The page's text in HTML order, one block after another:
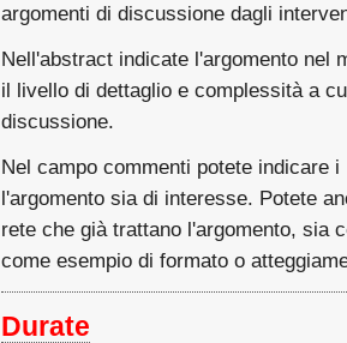
argomenti di discussione dagli
Nell'abstract indicate l'argomento nel
il livello di dettaglio e complessità a
discussione.
Nel campo commenti potete indicare
l'argomento sia di interesse. Potete
rete che già trattano l'argomento, sia
come esempio di formato o
Durate